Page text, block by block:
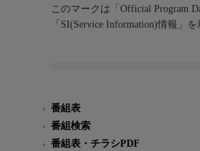
このマークは「Official Program
「SI(Service Information)情報」
番組表
番組検索
番組表・チラシPDF